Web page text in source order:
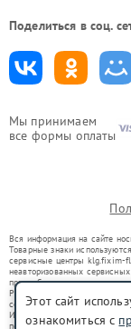
Мы принимаем
все формы оплаты
Поделиться в соц.
Вся информация на сайте
Товарные знаки
сервисные центры klg.fixim-
неавторизованных
правообладателями
Ремонт осуществляется для
со статьей 1487 ГК РФ.
Использование товарных
потребителей в
Этот сайт
ознакомиться с